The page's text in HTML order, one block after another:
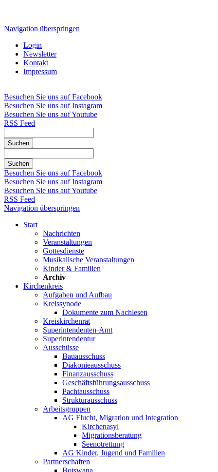
Navigation überspringen
Login
Newsletter
Kontakt
Impressum
Besuchen Sie uns auf Facebook
Besuchen Sie uns auf Instagram
Besuchen Sie uns auf Youtube
RSS Feed
Suchen
Suchen
Besuchen Sie uns auf Facebook
Besuchen Sie uns auf Instagram
Besuchen Sie uns auf Youtube
RSS Feed
Navigation überspringen
Start
Nachrichten
Veranstaltungen
Gottesdienste
Musikalische Veranstaltungen
Kinder & Familien
Archiv
Kirchenkreis
Aufgaben und Aufbau
Kreissynode
Dokumente zum Nachlesen
Kreiskirchenrat
Superintendenten-Amt
Superintendentur
Ausschüsse
Bauausschuss
Diakonieausschuss
Finanzausschuss
Geschäftsführungsausschuss
Pachtausschuss
Strukturausschuss
Arbeitsgruppen
AG Flucht, Migration und Integration
Kirchenasyl
Migrationsberatung
Seenotrettung
AG Kinder, Jugend und Familien
Partnerschaften
Botswana